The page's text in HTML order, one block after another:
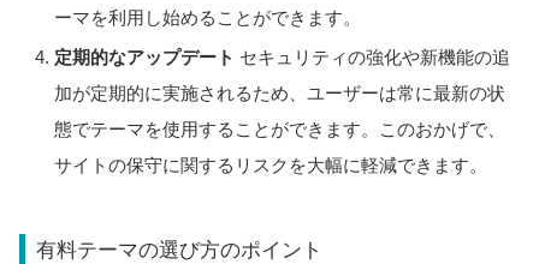
ーマを利用し始めることができます。
定期的なアップデート セキュリティの強化や新機能の追
加が定期的に実施されるため、ユーザーは常に最新の状
態でテーマを使用することができます。このおかげで、
サイトの保守に関するリスクを大幅に軽減できます。
有料テーマの選び方のポイント